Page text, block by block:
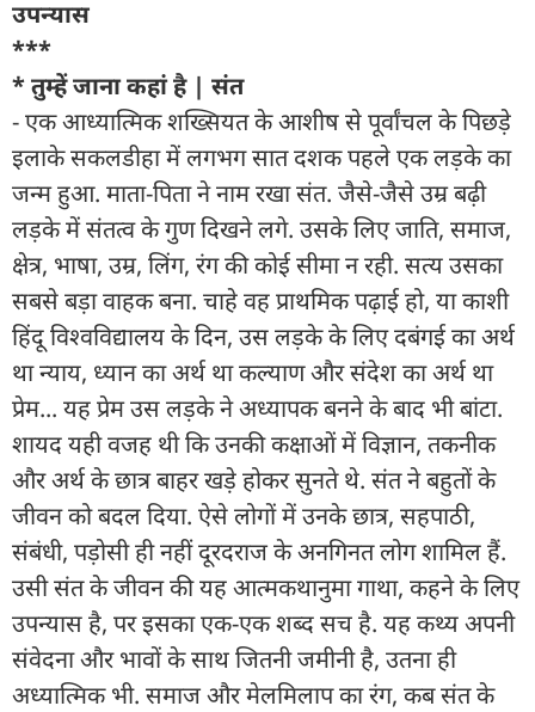
उपन्यास
***
* तुम्हें जाना कहां है | संत
- एक आध्यात्मिक शख्सियत के आशीष से पूर्वांचल के पिछड़े
इलाके सकलडीहा में लगभग सात दशक पहले एक लड़के का
जन्म हुआ. माता-पिता ने नाम रखा संत. जैसे-जैसे उम्र बढ़ी
लड़के में संतत्व के गुण दिखने लगे. उसके लिए जाति, समाज,
क्षेत्र, भाषा, उम्र, लिंग, रंग की कोई सीमा न रही. सत्य उसका
सबसे बड़ा वाहक बना. चाहे वह प्राथमिक पढ़ाई हो, या काशी
हिंदू विश्वविद्यालय के दिन, उस लड़के के लिए दबंगई का अर्थ
था न्याय, ध्यान का अर्थ था कल्याण और संदेश का अर्थ था
प्रेम... यह प्रेम उस लड़के ने अध्यापक बनने के बाद भी बांटा.
शायद यही वजह थी कि उनकी कक्षाओं में विज्ञान, तकनीक
और अर्थ के छात्र बाहर खड़े होकर सुनते थे. संत ने बहुतों के
जीवन को बदल दिया. ऐसे लोगों में उनके छात्र, सहपाठी,
संबंधी, पड़ोसी ही नहीं दूरदराज के अनगिनत लोग शामिल हैं.
उसी संत के जीवन की यह आत्मकथानुमा गाथा, कहने के लिए
उपन्यास है, पर इसका एक-एक शब्द सच है. यह कथ्य अपनी
संवेदना और भावों के साथ जितनी जमीनी है, उतना ही
अध्यात्मिक भी. समाज और मेलमिलाप का रंग, कब संत के